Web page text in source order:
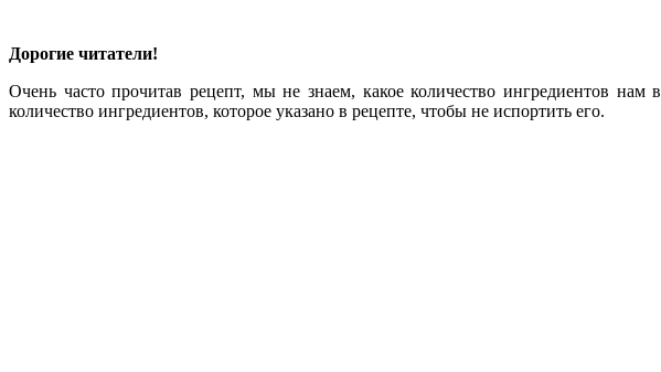
Дорогие читатели!
Очень часто прочитав рецепт, мы не знаем, какое количество ингредиентов
количество ингредиентов, которое указано в рецепте, чтобы не испортить его.